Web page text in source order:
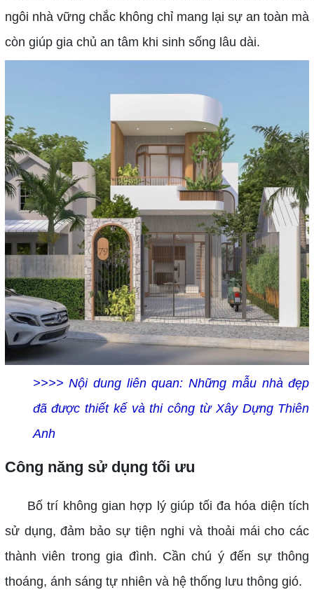
ngôi nhà vững chắc không chỉ mang lại sự an toàn mà
còn giúp gia chủ an tâm khi sinh sống lâu dài.
>>>> Nội dung liên quan:Những mẫu nhà đẹp
đã được thiết kế và thi công từ Xây Dựng Thiên
Anh
Công năng sử dụng tối ưu
Bố trí không gian hợp lý giúp tối đa hóa diện tích
sử dụng, đảm bảo sự tiện nghi và thoải mái cho các
thành viên trong gia đình. Cần chú ý đến sự thông
thoáng, ánh sáng tự nhiên và hệ thống lưu thông gió.